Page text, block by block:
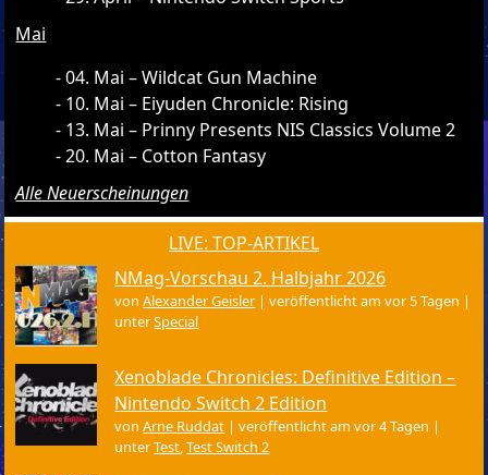
Mai
04. Mai – Wildcat Gun Machine
10. Mai – Eiyuden Chronicle: Rising
13. Mai – Prinny Presents NIS Classics Volume 2
20. Mai – Cotton Fantasy
Alle Neuerscheinungen
LIVE: TOP-ARTIKEL
NMag-Vorschau 2. Halbjahr 2026
vonAlexander Geisler |veröffentlicht am vor 5 Tagen |
unterSpecial
Xenoblade Chronicles: Definitive Edition –
Nintendo Switch 2 Edition
vonArne Ruddat |veröffentlicht am vor 4 Tagen |
unterTest,Test Switch 2